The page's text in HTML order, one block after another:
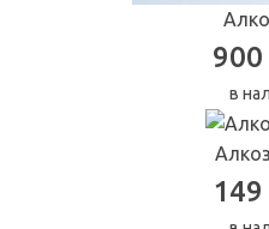
900
в
149